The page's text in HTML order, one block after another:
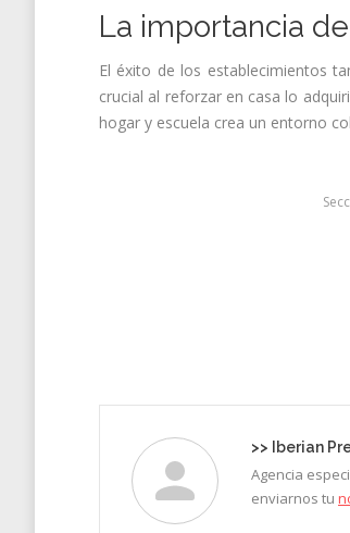
La importancia
El éxito de los establecimientos
crucial al reforzar en casa lo
hogar y escuela crea un entorno
>> Iberian
Agencia
enviarnos tu